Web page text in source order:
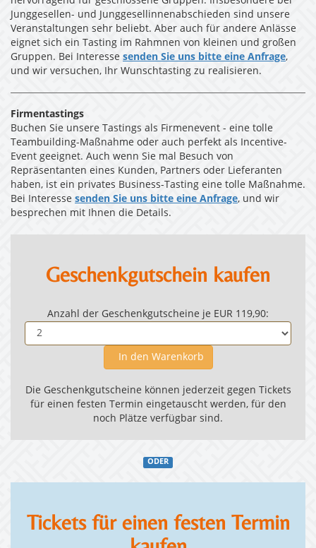
Junggesellen- und Junggesellinnenabschieden sind unsere
Veranstaltungen sehr beliebt. Aber auch für andere Anlässe
eignet sich ein Tasting im Rahmnen von kleinen und großen
Gruppen. Bei Interesse senden Sie uns bitte eine Anfrage,
und wir versuchen, Ihr Wunschtasting zu realisieren.
Firmentastings
Buchen Sie unsere Tastings als Firmenevent - eine tolle
Teambuilding-Maßnahme oder auch perfekt als Incentive-
Event geeignet. Auch wenn Sie mal Besuch von
Repräsentanten eines Kunden, Partners oder Lieferanten
haben, ist ein privates Business-Tasting eine tolle Maßnahme.
Bei Interesse senden Sie uns bitte eine Anfrage, und wir
besprechen mit Ihnen die Details.
Geschenkgutschein kaufen
Anzahl der Geschenkgutscheine je EUR 119,90:
In den Warenkorb
Die Geschenkgutscheine können jederzeit gegen Tickets
für einen festen Termin eingetauscht werden, für den
noch Plätze verfügbar sind.
ODER
Tickets für einen festen Termin